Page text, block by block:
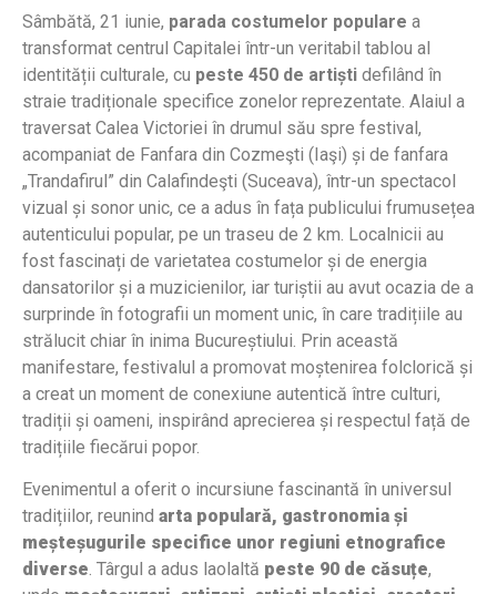
Sâmbătă, 21 iunie, parada costumelor populare a
transformat centrul Capitalei într-un veritabil tablou al
identității culturale, cu peste 450 de artiști defilând în
straie tradiționale specifice zonelor reprezentate. Alaiul a
traversat Calea Victoriei în drumul său spre festival,
acompaniat de Fanfara din Cozmeşti (Iaşi) și de fanfara
„Trandafirul” din Calafindeşti (Suceava), într-un spectacol
vizual și sonor unic, ce a adus în fața publicului frumusețea
autenticului popular, pe un traseu de 2 km. Localnicii au
fost fascinați de varietatea costumelor și de energia
dansatorilor și a muzicienilor, iar turiștii au avut ocazia de a
surprinde în fotografii un moment unic, în care tradițiile au
strălucit chiar în inima Bucureștiului. Prin această
manifestare, festivalul a promovat moștenirea folclorică și
a creat un moment de conexiune autentică între culturi,
tradiții și oameni, inspirând aprecierea și respectul față de
tradițiile fiecărui popor.
Evenimentul a oferit o incursiune fascinantă în universul
tradițiilor, reunind arta populară, gastronomia și
meșteșugurile specifice unor regiuni etnografice
diverse. Târgul a adus laolaltă peste 90 de căsuțe,